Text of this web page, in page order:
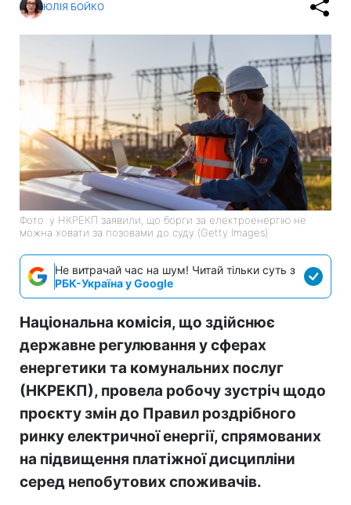
ЮЛІЯ БОЙКО
Фото: у НКРЕКП заявили, що борги за електроенергію не
можна ховати за позовами до суду (Getty Images)
Не витрачай час на шум! Читай тільки суть з
РБК-Україна у Google
Національна комісія, що здійснює
державне регулювання у сферах
енергетики та комунальних послуг
(НКРЕКП), провела робочу зустріч щодо
проєкту змін до Правил роздрібного
ринку електричної енергії, спрямованих
на підвищення платіжної дисципліни
серед непобутових споживачів.